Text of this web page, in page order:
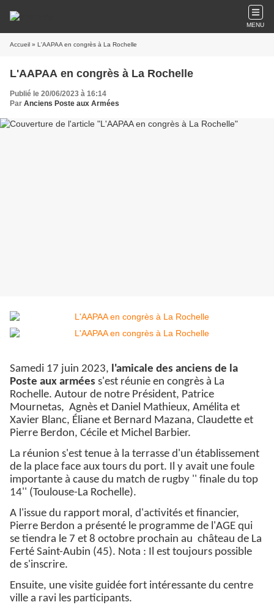
MENU
Accueil » L'AAPAA en congrès à La Rochelle
L'AAPAA en congrès à La Rochelle
Publié le 20/06/2023 à 16:14
Par Anciens Poste aux Armées
Samedi 17 juin 2023, l'amicale des anciens de la
Poste aux armées s'est réunie en congrès à La
Rochelle. Autour de notre Président, Patrice
Mournetas, Agnès et Daniel Mathieux, Amélita et
Xavier Blanc, Éliane et Bernard Mazana, Claudette et
Pierre Berdon, Cécile et Michel Barbier.
La réunion s'est tenue à la terrasse d'un établissement
de la place face aux tours du port. Il y avait une foule
importante à cause du match de rugby '' finale du top
14'' (Toulouse-La Rochelle).
A l'issue du rapport moral, d'activités et financier,
Pierre Berdon a présenté le programme de l'AGE qui
se tiendra le 7 et 8 octobre prochain au château de La
Ferté Saint-Aubin (45). Nota : Il est toujours possible
de s'inscrire.
Ensuite, une visite guidée fort intéressante du centre
ville a ravi les participants.